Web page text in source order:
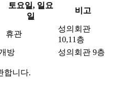
토요일, 일요
일
비고
휴관
성의회관
10,11층
방 성의회관 9층
합니다.